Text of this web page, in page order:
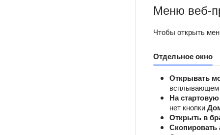
Меню веб-
Чтобы открыть
Отдельное окно
Открывать
всплывающем
На
нет кнопки
Открыть в
Скопировать